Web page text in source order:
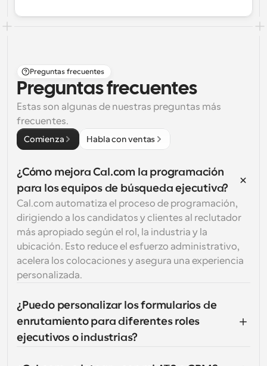
Preguntas frecuentes
Preguntas frecuentes
Estas son algunas de nuestras preguntas más
frecuentes.
Comienza Habla con ventas
¿Cómo mejora Cal.com la programación
para los equipos de búsqueda ejecutiva?
Cal.com automatiza el proceso de programación,
dirigiendo a los candidatos y clientes al reclutador
más apropiado según el rol, la industria y la
ubicación. Esto reduce el esfuerzo administrativo,
acelera los colocaciones y asegura una experiencia
personalizada.
¿Puedo personalizar los formularios de
enrutamiento para diferentes roles
ejecutivos o industrias?